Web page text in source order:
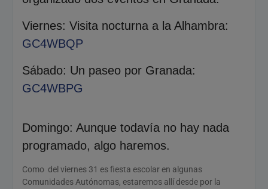
Viernes: Visita nocturna a la Alhambra:
GC4WBQP
Sábado: Un paseo por Granada:
GC4WBPG
Domingo: Aunque todavía no hay nada
programado, algo haremos.
Como del viernes 31 es fiesta escolar en algunas
Comunidades Autónomas, estaremos allí desde por la